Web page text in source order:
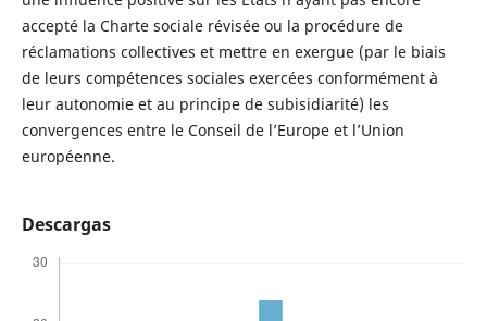
accepté la Charte sociale révisée ou la procédure de
réclamations collectives et mettre en exergue (par le biais
de leurs compétences sociales exercées conformément à
leur autonomie et au principe de subisidiarité) les
convergences entre le Conseil de l’Europe et l’Union
européenne.
Descargas